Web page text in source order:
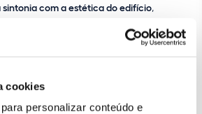
cookies
personalizar conteúdo e
com a estética do edifício,
, em particular da família
de restauro, optou-se por recuperar a
exibiam no passado e proporcionando
atual.